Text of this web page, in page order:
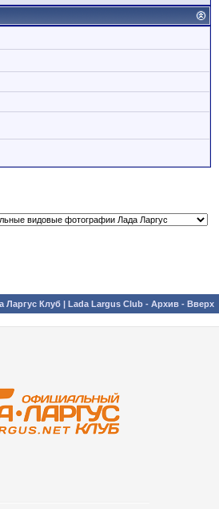
Ларгус Клуб | Lada Largus Club - Архив - Вверх